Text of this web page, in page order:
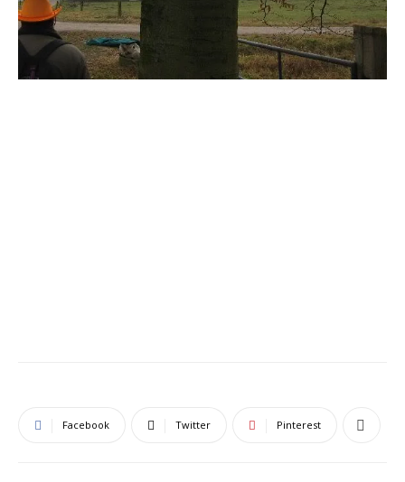
Facebook Twitter Pinterest